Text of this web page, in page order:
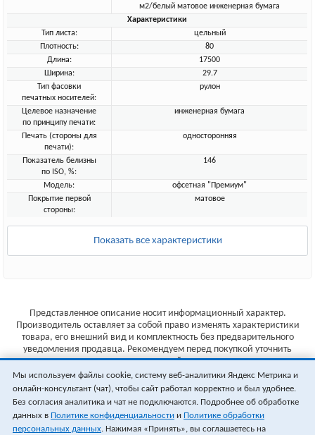
м2/белый матовое инженерная бумага
Характеристики
Тип листа:
цельный
Плотность:
80
Длина:
17500
Ширина:
29.7
Тип фасовки
печатных носителей:
рулон
Целевое назначение
по принципу печати:
инженерная бумага
Печать (стороны для
печати):
односторонняя
Показатель белизны
по ISO, %:
146
Модель:
офсетная "Премиум"
Покрытие первой
стороны:
матовое
Показать все характеристики
Представленное описание носит информационный характер.
Производитель оставляет за собой право изменять характеристики
товара, его внешний вид и комплектность без предварительного
уведомления продавца. Рекомендуем перед покупкой уточнить
характеристики товара на сайте производителя.
Указанные цены не являются публичной офертой (ст.435 ГК РФ).
Стоимость и наличие товара уточняйте у менеджера.
Мы используем файлы cookie, систему веб-аналитики Яндекс Метрика и
онлайн-консультант (чат), чтобы сайт работал корректно и был удобнее.
Без согласия аналитика и чат не подключаются. Подробнее об обработке
данных в Политике конфиденциальности и Политике обработки
персональных данных. Нажимая «Принять», вы соглашаетесь на